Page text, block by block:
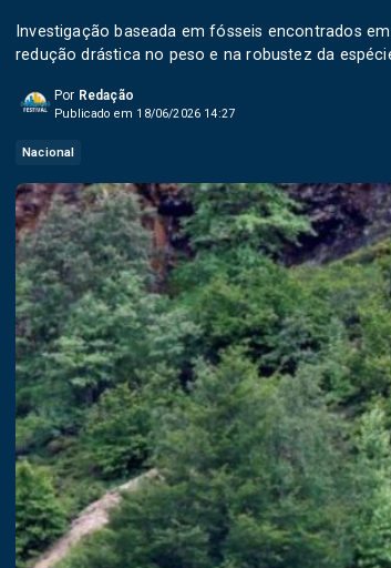
Investigação baseada em fósseis encontrados
redução drástica no peso e na robustez da
Por Redação
Publicado em 18/06/2026 14:27
Nacional